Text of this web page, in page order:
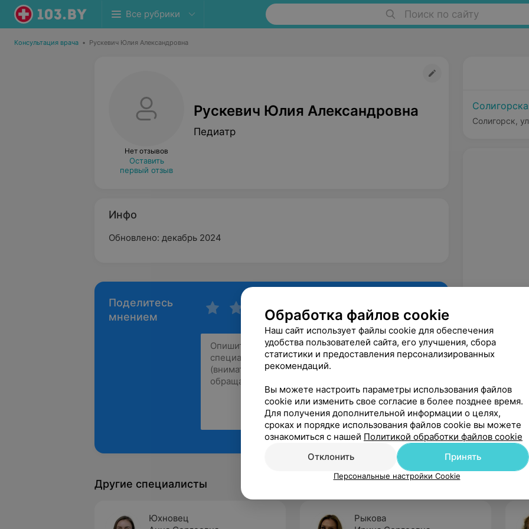
Все рубрики Поиск по сайту
Консультация врача • Рускевич Юлия Александровна
Нет отзывов
Оставить
первый отзыв
Рускевич Юлия Александровна
Педиатр
Инфо
Обновлено: декабрь 2024
Поделитесь
мнением
Рекомендую
Солигорск,
Другие специалисты
Юхновец
Рыкова
Обработка файлов cookie
Наш сайт использует файлы cookie для обеспечения
удобства пользователей сайта, его улучшения, сбора
статистики и предоставления персонализированных
рекомендаций.
Вы можете настроить параметры использования файлов
cookie или изменить свое согласие в более позднее время.
Для получения дополнительной информации о целях,
сроках и порядке использования файлов cookie вы можете
ознакомиться с нашей Политикой обработки файлов cookie
Отклонить
Принять
Персональные настройки Cookie